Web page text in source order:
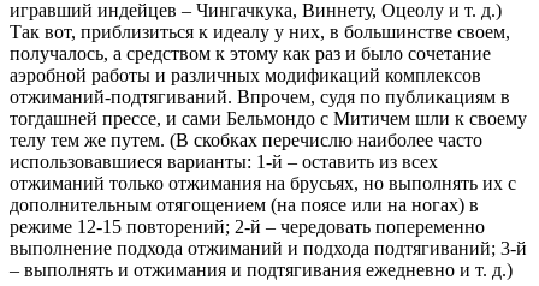
игравший индейцев – Чингачкука, Виннету, Оцеолу и т. д.)
Так вот, приблизиться к идеалу у них, в большинстве своем,
получалось, а средством к этому как раз и было сочетание
аэробной работы и различных модификаций комплексов
отжиманий-подтягиваний. Впрочем, судя по публикациям в
тогдашней прессе, и сами Бельмондо с Митичем шли к своему
телу тем же путем. (В скобках перечислю наиболее часто
использовавшиеся варианты: 1-й – оставить из всех
отжиманий только отжимания на брусьях, но выполнять их с
дополнительным отягощением (на поясе или на ногах) в
режиме 12-15 повторений; 2-й – чередовать попеременно
выполнение подхода отжиманий и подхода подтягиваний; 3-й
– выполнять и отжимания и подтягивания ежедневно и т. д.)